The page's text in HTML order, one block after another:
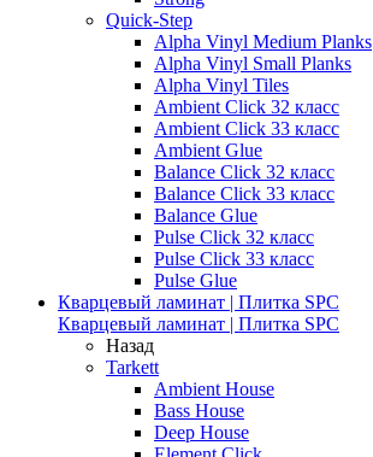
Quick-Step
Alpha Vinyl Medium Planks
Alpha Vinyl Small Planks
Alpha Vinyl Tiles
Ambient Click 32 класс
Ambient Click 33 класс
Ambient Glue
Balance Click 32 класс
Balance Click 33 класс
Balance Glue
Pulse Click 32 класс
Pulse Click 33 класс
Pulse Glue
Кварцевый ламинат | Плитка SPC
Кварцевый ламинат | Плитка SPC
Назад
Tarkett
Ambient House
Bass House
Deep House